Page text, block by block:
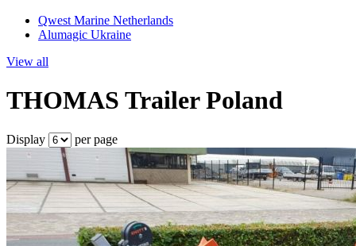
Qwest Marine Netherlands
Alumagic Ukraine
View all
THOMAS Trailer Poland
Display per page